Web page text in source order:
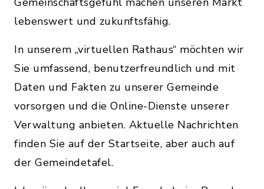
lebenswert und zukunftsfähig.
In unserem „virtuellen Rathaus“ möchten wir
Sie umfassend, benutzerfreundlich und mit
Daten und Fakten zu unserer Gemeinde
vorsorgen und die Online-Dienste unserer
Verwaltung anbieten. Aktuelle Nachrichten
finden Sie auf der Startseite, aber auch auf
der Gemeindetafel.